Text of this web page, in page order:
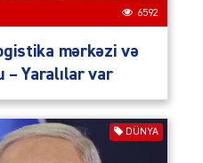
6592
mərkəzi və
Yaralılar var
DÜNYA